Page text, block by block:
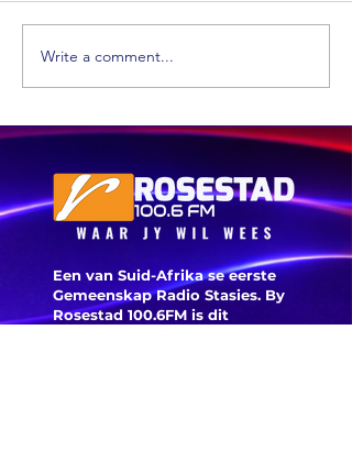
Die ANC wil
nie
as
bewysleier
hê nie
Write a comment...
Een van Suid-Afrika se eerste
Gemeenskap Radio Stasies. By
Rosestad 100.6FM is dit